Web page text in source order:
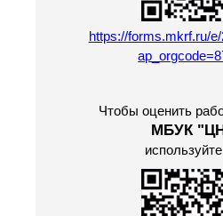
https://forms.mkrf.ru/
Чтобы оценить
МБУК